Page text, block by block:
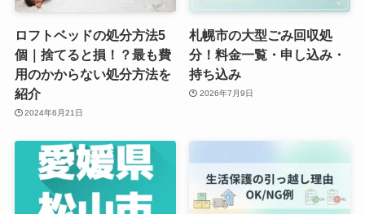
ロフトベッドの処分方法5
個｜捨てると損！？最も費
用のかからない処分方法を
紹介
2024年6月21日
札幌市の大型ごみ回収処
分！料金一覧・申し込み・
持ち込み
2026年7月9日